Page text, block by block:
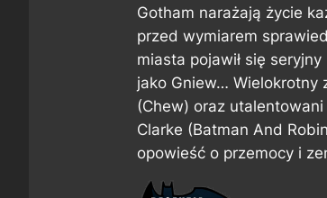
Gotham narażają życie
przed wymiarem
miasta pojawił się
jako Gniew… Wielokrotny
(Chew) oraz
Clarke (Batman And
opowieść o przemocy i